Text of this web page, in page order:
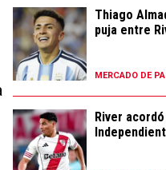
Thiago
puja entre
MERCADO DE
River